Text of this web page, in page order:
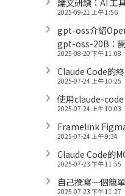
2025-09-21 上午 1:56
gpt-oss介紹
gpt-oss-20B：
2025-08-20 下午 11:08
Claude Code的
2025-07-24 上午 10:25
使用claude-
2025-07-24 上午 10:03
Framelink
2025-07-24 上午 9:34
Claude Code的
2025-07-23 下午 11:55
自己撰寫一個簡
2025-07-23 下午 11:27